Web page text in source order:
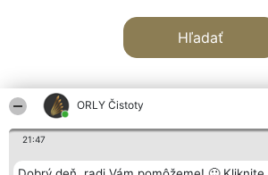
ORLY Čistoty
21:47
Hľadať
Organizátor hodnotenia Hodnotenie